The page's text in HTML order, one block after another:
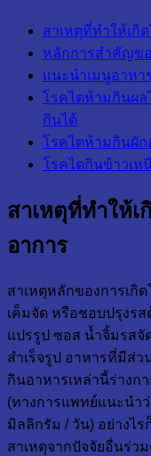
สาเหตุที่ทำให้เกิ
หลักการสำคัญข
แนะนำเมนูอาหา
โรคไตห้ามกินผล
กินได้
โรคไตห้ามกินผัก
โรคไตกินข้าวเห
สาเหตุที่ทำให้เ
อาการ
สาเหตุหลักของการเกิ
เค็มจัด หรือชอบปรุงรส
แปรรูป ซอส น้ำจิ้มรสจั
สำเร็จรูป อาหารที่มีส่ว
กินอาหารเหล่านี้ร่างก
(ทางการแพทย์แนะนำ
มิลลิกรัม / วัน) อย่างไ
สาเหตุจากปัจจัยอื่นร่ว